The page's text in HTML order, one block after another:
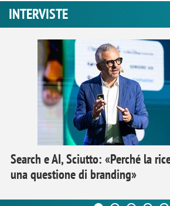
INTERVISTE
Search e AI, Sciutto: «Perché la
una questione di branding»